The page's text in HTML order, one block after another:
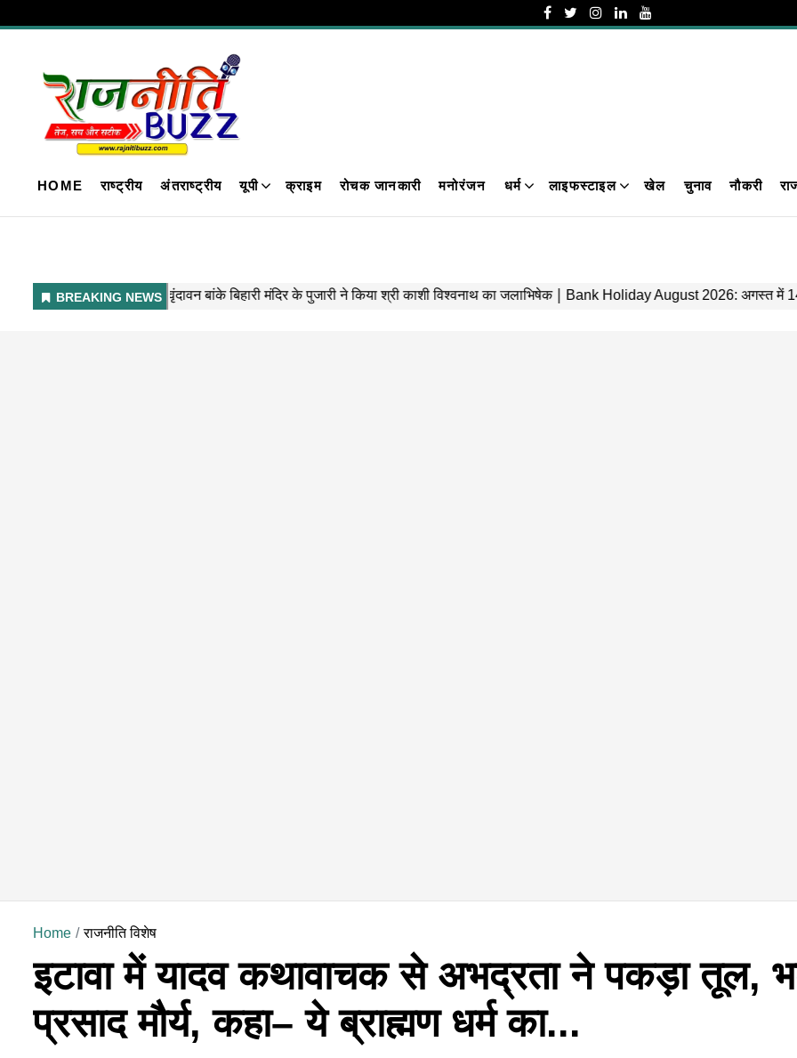
HOME राष्ट्रीय अंतराष्ट्रीय यूपी क्राइम रोचक जानकारी मनोरंजन धर्म लाइफस्टाइल खेल चुनाव नौकरी
Home राजनीति विशेष
इटावा में यादव कथावाचक से अभद्रता ने पकड़ा तूल,
प्रसाद मौर्य, कहा– ये ब्राह्मण धर्म का...